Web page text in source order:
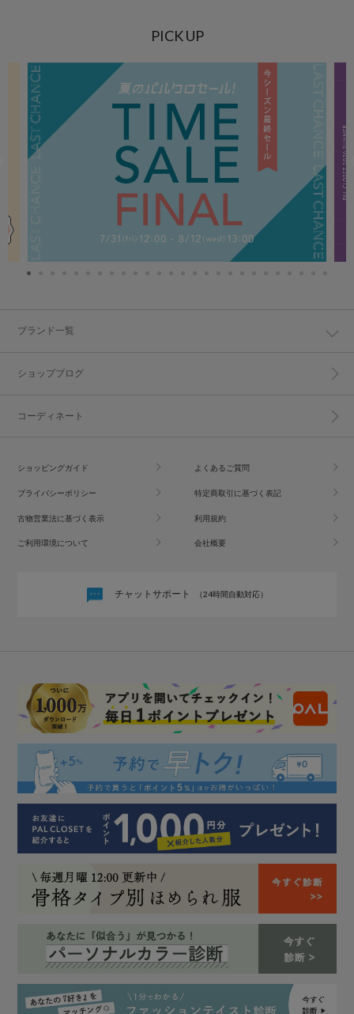
PICK UP
ブランド一覧
ショップブログ
コーディネート
ショッピングガイド よくあるご質問
プライバシーポリシー 特定商取引に基づく表記
古物営業法に基づく表示 利用規約
ご利用環境について 会社概要
チャットサポート （24時間自動対応）